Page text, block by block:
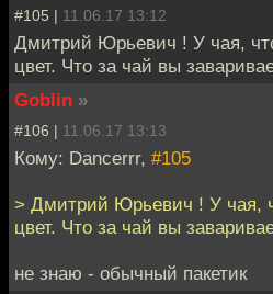
#105 | 11.06.17 13:12
Дмитрий Юрьевич ! У чая,
цвет. Что за чай вы
Goblin »
#106 | 11.06.17 13:13
Кому: Dancerrr, #105
> Дмитрий Юрьевич ! У чая,
цвет. Что за чай вы
не знаю - обычный пакетик